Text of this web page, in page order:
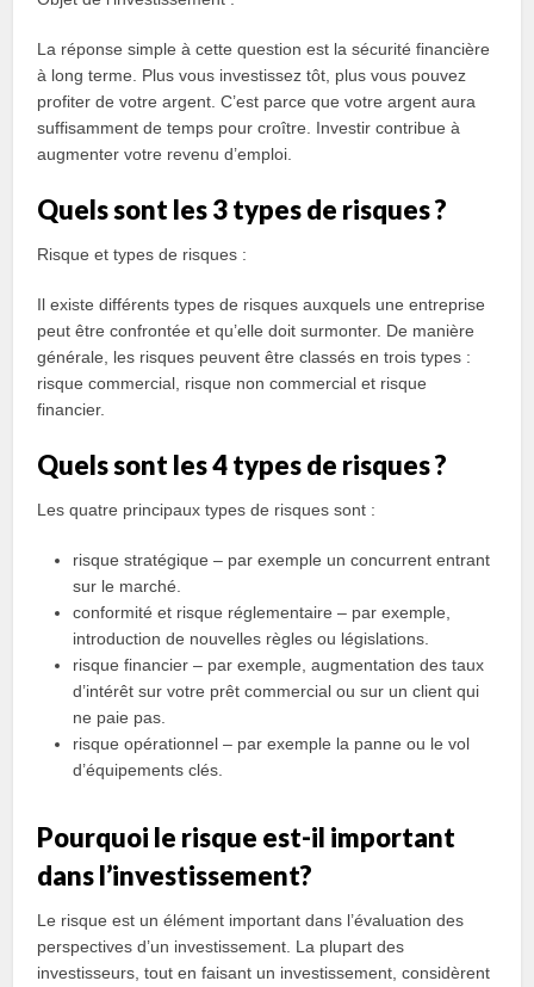
La réponse simple à cette question est la sécurité financière
à long terme. Plus vous investissez tôt, plus vous pouvez
profiter de votre argent. C’est parce que votre argent aura
suffisamment de temps pour croître. Investir contribue à
augmenter votre revenu d’emploi.
Quels sont les 3 types de risques ?
Risque et types de risques :
Il existe différents types de risques auxquels une entreprise
peut être confrontée et qu’elle doit surmonter. De manière
générale, les risques peuvent être classés en trois types :
risque commercial, risque non commercial et risque
financier.
Quels sont les 4 types de risques ?
Les quatre principaux types de risques sont :
risque stratégique – par exemple un concurrent entrant
sur le marché.
conformité et risque réglementaire – par exemple,
introduction de nouvelles règles ou législations.
risque financier – par exemple, augmentation des taux
d’intérêt sur votre prêt commercial ou sur un client qui
ne paie pas.
risque opérationnel – par exemple la panne ou le vol
d’équipements clés.
Pourquoi le risque est-il important
dans l’investissement?
Le risque est un élément important dans l’évaluation des
perspectives d’un investissement. La plupart des
investisseurs, tout en faisant un investissement, considèrent